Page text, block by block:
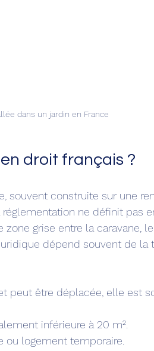
dans un jardin en France
droit français ?
souvent construite sur une
ne définit pas
zone grise entre la caravane,
dépend souvent de la
peut être déplacée, elle est
inférieure à 20 m².
ou logement temporaire.